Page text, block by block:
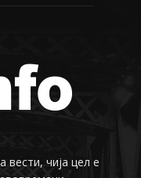
чија цел е